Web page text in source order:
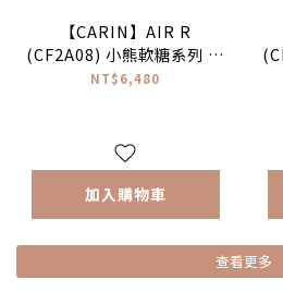
【CARIN】AIR R
(CF2A08) 小熊軟糖系列 圓
框光學眼鏡 #NewJeans配
NT$6,480
加入購物車
查看更多